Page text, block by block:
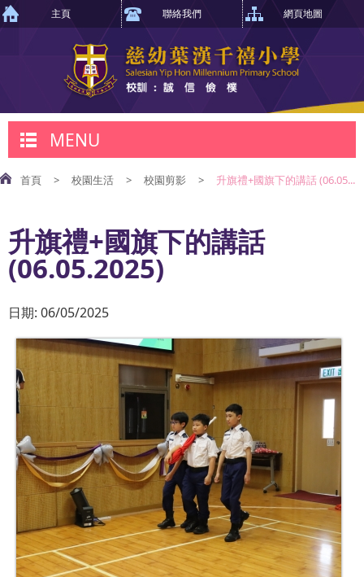
主頁 聯絡我們 網頁地圖
MENU
首頁 > 校園生活 > 校園剪影 > 升旗禮+國旗下的講話 (06.05...
升旗禮+國旗下的講話
(06.05.2025)
日期: 06/05/2025